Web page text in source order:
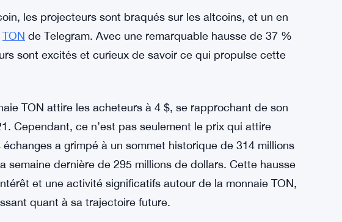
les projecteurs sont braqués sur les altcoins, et un en
TON de Telegram. Avec une remarquable hausse de 37 %
sont excités et curieux de savoir ce qui propulse cette
TON attire les acheteurs à 4 $, se rapprochant de son
Cependant, ce n’est pas seulement le prix qui attire
a grimpé à un sommet historique de 314 millions
semaine dernière de 295 millions de dollars. Cette hausse
et une activité significatifs autour de la monnaie TON,
quant à sa trajectoire future.